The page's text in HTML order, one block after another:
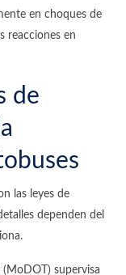
en choques de
reacciones en
de
las leyes de
dependen del
supervisa